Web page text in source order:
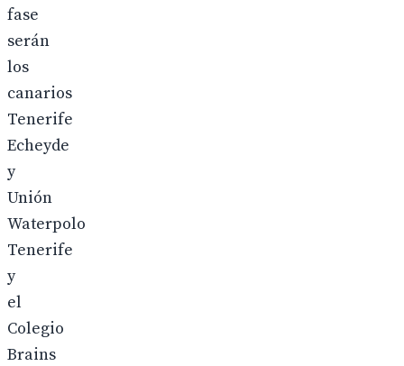
fase
serán
los
canarios
Tenerife
Echeyde
y
Unión
Waterpolo
Tenerife
y
el
Colegio
Brains